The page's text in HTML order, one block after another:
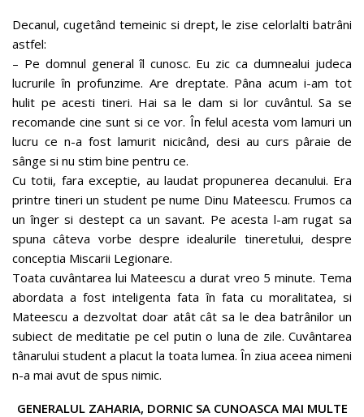
Decanul, cugetând temeinic si drept, le zise celorlalti batrâni
astfel:
– Pe domnul general îl cunosc. Eu zic ca dumnealui judeca
lucrurile în profunzime. Are dreptate. Pâna acum i-am tot
hulit pe acesti tineri. Hai sa le dam si lor cuvântul. Sa se
recomande cine sunt si ce vor. În felul acesta vom lamuri un
lucru ce n-a fost lamurit nicicând, desi au curs pâraie de
sânge si nu stim bine pentru ce.
Cu totii, fara exceptie, au laudat propunerea decanului. Era
printre tineri un student pe nume Dinu Mateescu. Frumos ca
un înger si destept ca un savant. Pe acesta l-am rugat sa
spuna câteva vorbe despre idealurile tineretului, despre
conceptia Miscarii Legionare.
Toata cuvântarea lui Mateescu a durat vreo 5 minute. Tema
abordata a fost inteligenta fata în fata cu moralitatea, si
Mateescu a dezvoltat doar atât cât sa le dea batrânilor un
subiect de meditatie pe cel putin o luna de zile. Cuvântarea
tânarului student a placut la toata lumea. În ziua aceea nimeni
n-a mai avut de spus nimic.
GENERALUL ZAHARIA, DORNIC SA CUNOASCA MAI MULTE